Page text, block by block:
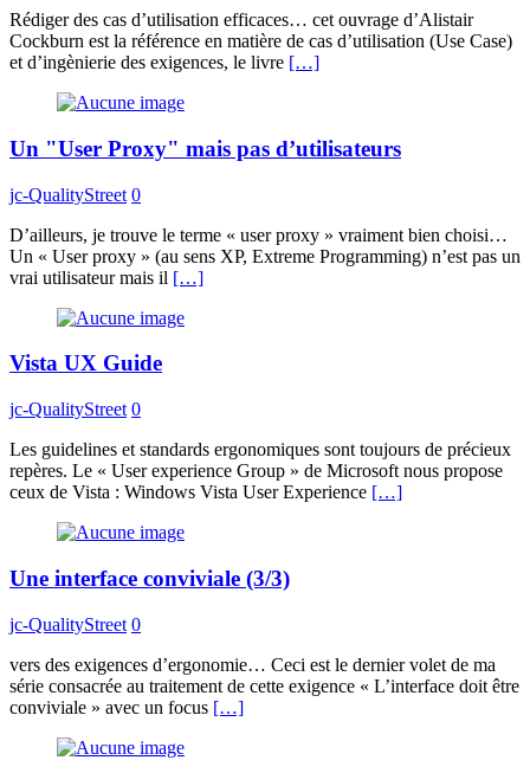
Rédiger des cas d’utilisation efficaces… cet ouvrage d’Alistair
Cockburn est la référence en matière de cas d’utilisation (Use Case)
et d’ingènierie des exigences, le livre […]
Un "User Proxy" mais pas d’utilisateurs
jc-QualityStreet 0
D’ailleurs, je trouve le terme « user proxy » vraiment bien choisi…
Un « User proxy » (au sens XP, Extreme Programming) n’est pas un
vrai utilisateur mais il […]
Vista UX Guide
jc-QualityStreet 0
Les guidelines et standards ergonomiques sont toujours de précieux
repères. Le « User experience Group » de Microsoft nous propose
ceux de Vista : Windows Vista User Experience […]
Une interface conviviale (3/3)
jc-QualityStreet 0
vers des exigences d’ergonomie… Ceci est le dernier volet de ma
série consacrée au traitement de cette exigence « L’interface doit être
conviviale » avec un focus […]